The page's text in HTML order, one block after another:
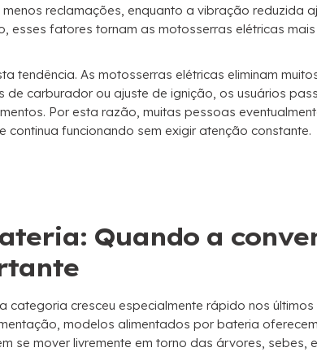
reclamações, enquanto a vibração reduzida
esses fatores tornam as motosserras elétricas
tendência. As motosserras elétricas eliminam
de carburador ou ajuste de ignição, os usuários
Por esta razão, muitas pessoas
funcionando sem exigir atenção constante.
Quando a
categoria cresceu especialmente rápido nos
modelos alimentados por bateria
se mover livremente em torno das árvores, sebes,